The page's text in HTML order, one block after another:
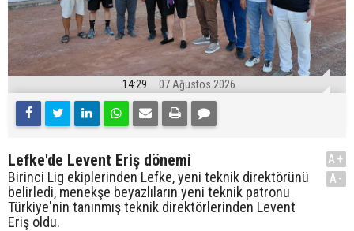
14:29 07 Ağustos 2026
Lefke'de Levent Eriş dönemi
Birinci Lig ekiplerinden Lefke, yeni teknik direktörünü
belirledi, menekşe beyazlıların yeni teknik patronu
Türkiye'nin tanınmış teknik direktörlerinden Levent
Eriş oldu.
A+
A-